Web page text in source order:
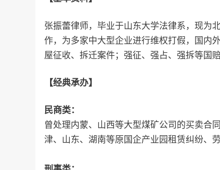
张振蕾律师，毕业于山东大学法律系，现为
作，为多家中大型企业进行维权打假，国内
屋征收、拆迁案件；强征、强占、强拆等国
【经典承办】
民商类：
曾处理内蒙、山西等大型煤矿公司的买卖合
津、山东、湖南等原国企产业园租赁纠纷、